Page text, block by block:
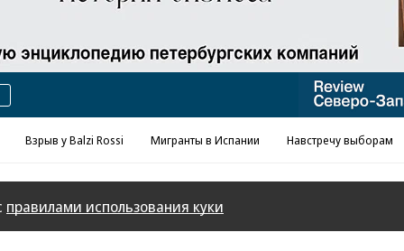
Взрыв у Balzi Rossi Мигранты в Испании Навстречу выборам
правилами использования куки